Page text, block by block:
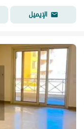
الإيميل